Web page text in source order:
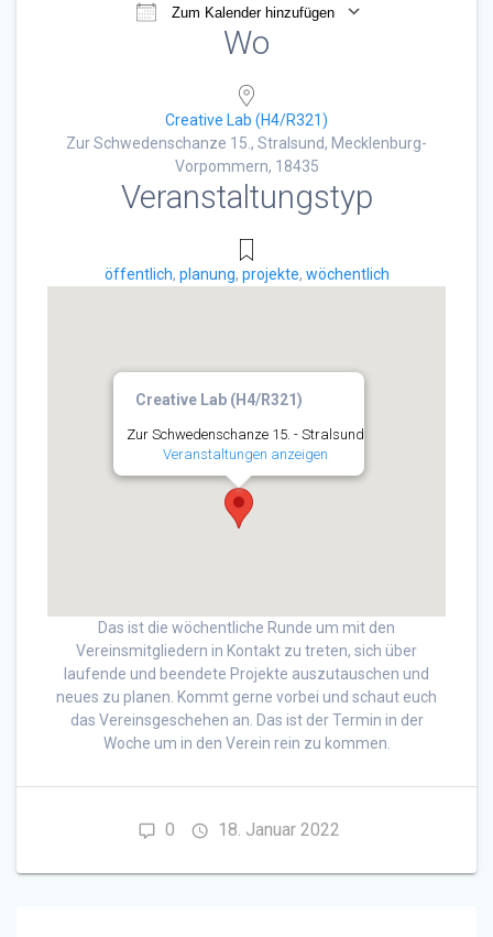
Zum Kalender hinzufügen
ICS herunterladenWo
Creative Lab (H4/R321)
Zur Schwedenschanze 15., Stralsund, Mecklenburg-
Vorpommern, 18435
Veranstaltungstyp
öffentlich, planung, projekte, wöchentlich
Creative Lab (H4/R321)
Zur Schwedenschanze 15. - Stralsund
Veranstaltungen anzeigen
Das ist die wöchentliche Runde um mit den
Vereinsmitgliedern in Kontakt zu treten, sich über
laufende und beendete Projekte auszutauschen und
neues zu planen. Kommt gerne vorbei und schaut euch
das Vereinsgeschehen an. Das ist der Termin in der
Woche um in den Verein rein zu kommen.
0 18. Januar 2022